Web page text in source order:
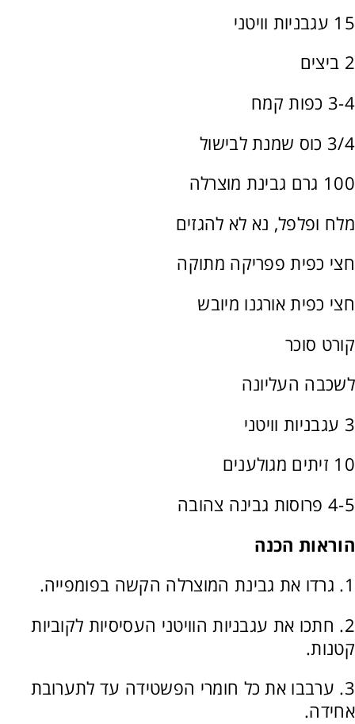
15 עגבניות וויטני
2 ביצים
3-4 כפות קמח
3/4 כוס שמנת לבישול
100 גרם גבינת מוצרלה
מלח ופלפל, נא לא להגזים
חצי כפית פפריקה מתוקה
חצי כפית אורגנו מיובש
קורט סוכר
לשכבה העליונה
3 עגבניות וויטני
10 זיתים מגולענים
4-5 פרוסות גבינה צהובה
הוראות הכנה
1. גרדו את גבינת המוצרלה הקשה בפומפייה.
2. חתכו את עגבניות הוויטני העסיסיות לקוביות
קטנות.
3. ערבבו את כל חומרי הפשטידה עד לתערובת
אחידה.